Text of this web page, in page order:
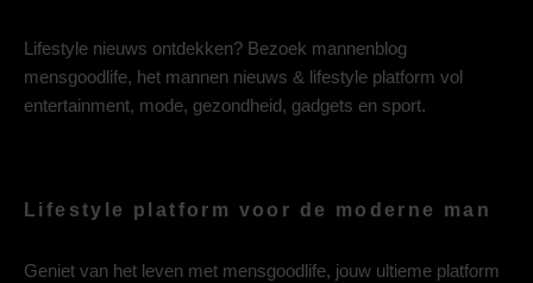
Lifestyle nieuws ontdekken? Bezoek mannenblog
mensgoodlife, het mannen nieuws & lifestyle platform vol
entertainment, mode, gezondheid, gadgets en sport.
Lifestyle platform voor de moderne man
Geniet van het leven met mensgoodlife, jouw ultieme platform